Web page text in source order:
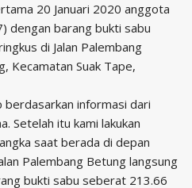
20 Januari 2020 anggota
dengan barang bukti sabu
di Jalan Palembang
Kecamatan Suak Tape,
berdasarkan informasi dari
Setelah itu kami lakukan
saat berada di depan
Palembang Betung langsung
bukti sabu seberat 213.66